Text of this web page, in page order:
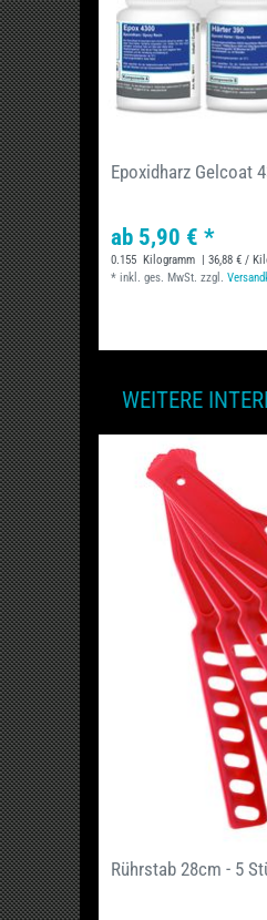
Epoxidharz Gelcoat
ab 5,90 € *
0.155 Kilogramm
| 36,88 € /
*inkl. ges. MwSt. zzgl.
WEITERE
Rührstab 28cm - 5